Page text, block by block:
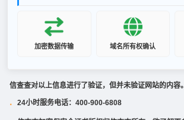
加密数据传输 域名所有权确认
信查查对以上信息进行了验证，但并未验证网站的内容。
· 24小时服务电话：400-900-6808